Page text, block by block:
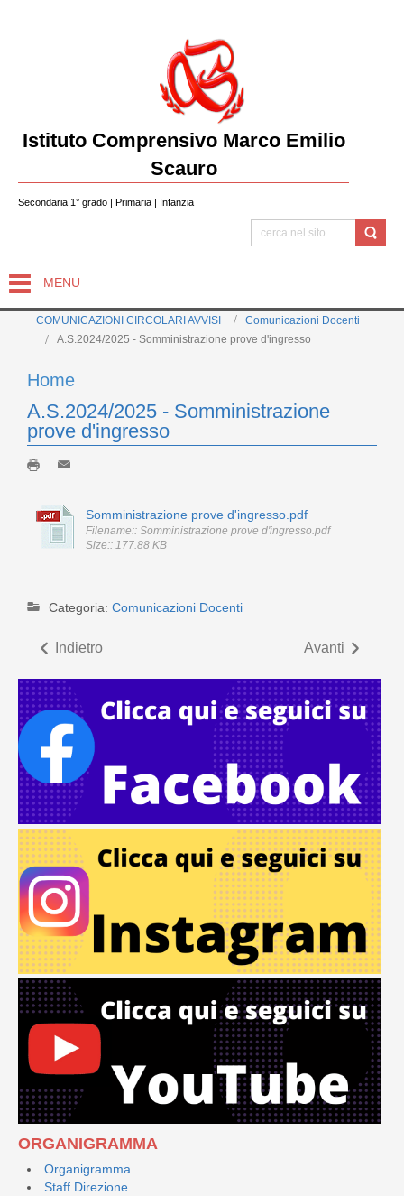
Istituto Comprensivo Marco Emilio
Scauro
Secondaria 1° grado | Primaria | Infanzia
MENU
COMUNICAZIONI CIRCOLARI AVVISI
Comunicazioni Docenti
A.S.2024/2025 - Somministrazione prove d'ingresso
ORGANIGRAMMA
Organigramma
Staff Direzione
Home
A.S.2024/2025 - Somministrazione
prove d'ingresso
Somministrazione prove d'ingresso.pdf
Filename:: Somministrazione prove d'ingresso.pdf
Size:: 177.88 KB
Categoria: Comunicazioni Docenti
Indietro Avanti